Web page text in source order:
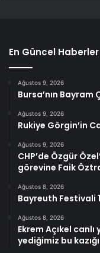
En Güncel Haberler
Ağustos 9, 2026
Bursa’nın Bayram
Ağustos 9, 2026
Rukiye Görgin’in
Ağustos 9, 2026
CHP’de Özgür
görevine Faik
Ağustos 8, 2026
Bayreuth Festivali
Ağustos 8, 2026
Ekrem Açıkel canlı
yediğimiz bu